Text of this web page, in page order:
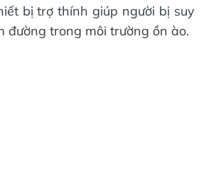
bị trợ thính giúp người bị suy
đường trong môi trường ồn ào.